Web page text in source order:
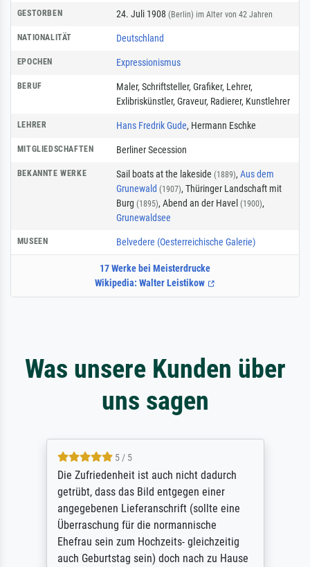
GESTORBEN 24. Juli 1908 (Berlin) im Alter von 42 Jahren
NATIONALITÄT Deutschland
EPOCHEN Expressionismus
BERUF Maler, Schriftsteller, Grafiker, Lehrer,
Exlibriskünstler, Graveur, Radierer, Kunstlehrer
LEHRER Hans Fredrik Gude, Hermann Eschke
MITGLIEDSCHAFTEN Berliner Secession
BEKANNTE WERKE Sail boats at the lakeside (1889), Aus dem
Grunewald (1907), Thüringer Landschaft mit
Burg (1895), Abend an der Havel (1900),
Grunewaldsee
MUSEEN Belvedere (Oesterreichische Galerie)
17 Werke bei Meisterdrucke
Wikipedia: Walter Leistikow
Was unsere Kunden über
uns sagen
5 / 5
Die Zufriedenheit ist auch nicht dadurch
getrübt, dass das Bild entgegen einer
angegebenen Lieferanschrift (sollte eine
Überraschung für die normannische
Ehefrau sein zum Hochzeits- gleichzeitig
auch Geburtstag sein) doch nach zu Hause